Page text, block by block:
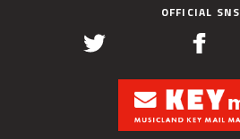
OFFICIAL SNS